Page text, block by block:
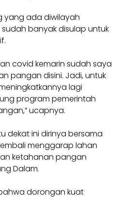
yang ada diwilayah
banyak disulap untuk
covid kemarin sudah saya
pangan disini. Jadi, untuk
lagi
program pemerintah
ucapnya.
dekat ini dirinya bersama
menggarap lahan
ketahanan pangan
Dalam.
dorongan kuat